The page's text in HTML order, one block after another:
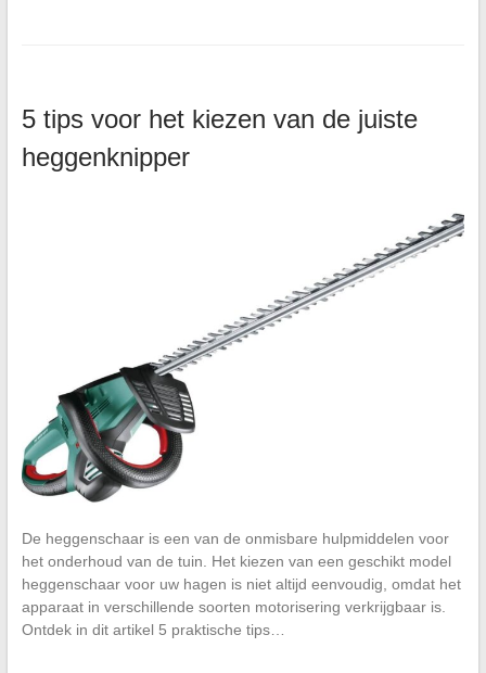
5 tips voor het kiezen van de juiste
heggenknipper
De heggenschaar is een van de onmisbare hulpmiddelen voor
het onderhoud van de tuin. Het kiezen van een geschikt model
heggenschaar voor uw hagen is niet altijd eenvoudig, omdat het
apparaat in verschillende soorten motorisering verkrijgbaar is.
Ontdek in dit artikel 5 praktische tips…